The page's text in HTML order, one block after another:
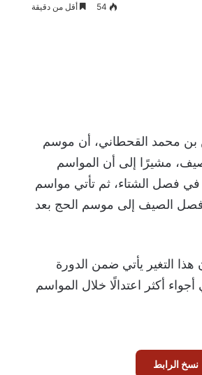
54 أقل من دقيقة
بن محمد القحطاني، أن موسم
بفصل الصيف، مشيرًا إلى أن المواسم
في فصل الشتاء، ثم تأتي مواسم
فصل الصيف إلى موسم الحج بعد
التغير يأتي ضمن الدورة
أكثر اعتدالًا خلال المواسم
نسخ الرابط